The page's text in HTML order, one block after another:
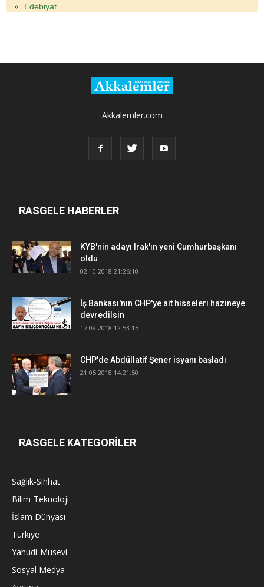
Edebiyat
Akkalemler.com
RASGELE HABERLER
KYB'nin adayı Irak'ın yeni Cumhurbaşkanı
oldu
02.10.2018 21:26:10
İş Bankası'nın CHP'ye ait hisseleri hazineye
devredilsin
17.09.2018 12:53:15
CHP'de Abdüllatif Şener isyanı başladı
21.05.2018 14:21:50
RASGELE KATEGORİLER
Sağlık-Sıhhat
Bilim-Teknoloji
İslam Dünyası
Türkiye
Yahudi-Musevi
Sosyal Medya